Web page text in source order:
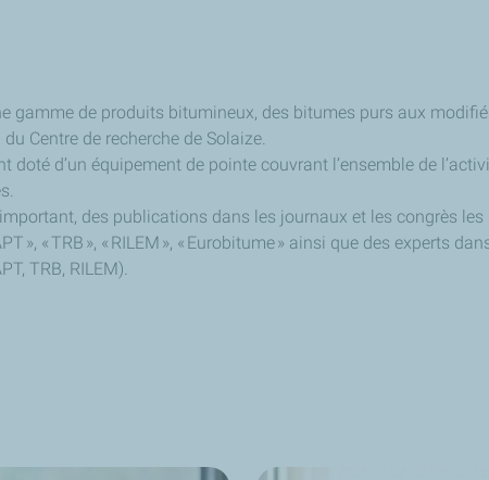
gamme de produits bitumineux, des bitumes purs aux
Centre de recherche de Solaize.
doté d’un équipement de pointe couvrant l’ensemble de
des publications dans les journaux et les congrès les
», « TRB », « RILEM », « Eurobitume » ainsi que des
TRB, RILEM).